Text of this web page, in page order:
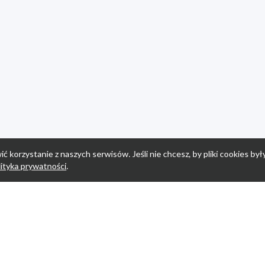
korzystanie z naszych serwisów. Jeśli nie chcesz, by pliki cookies
prywatności.